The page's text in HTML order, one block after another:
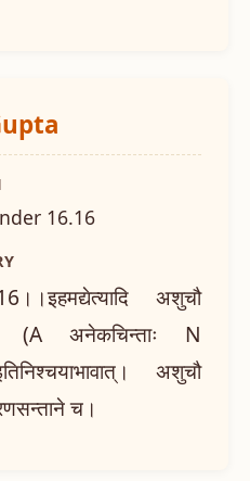
16.16
अशुचौ
(A अनेकचिन्ताः N
अशुचौ
च।